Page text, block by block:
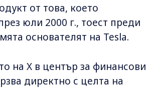
от това, което
юли 2000 г., тоест преди
основателят на Tesla.
на X в център за финансови
директно с целта на